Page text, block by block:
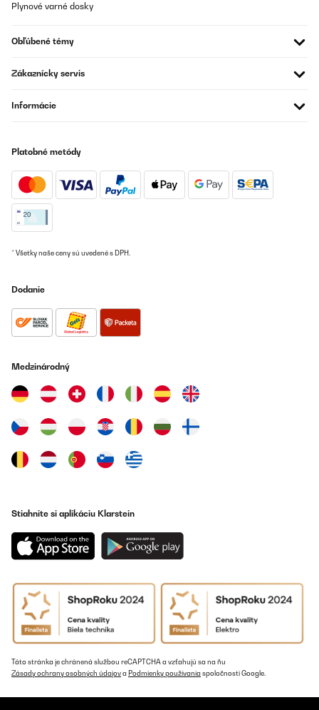
Plynové varné dosky
Obľúbené témy
Zákaznícky servis
Informácie
Platobné metódy
* Všetky naše ceny sú uvedené s DPH.
Dodanie
Medzinárodný
Stiahnite si aplikáciu Klarstein
Táto stránka je chránená službou reCAPTCHA a vzťahujú sa na ňu
Zásady ochrany osobných údajova Podmienky používania spoločnosti Google.